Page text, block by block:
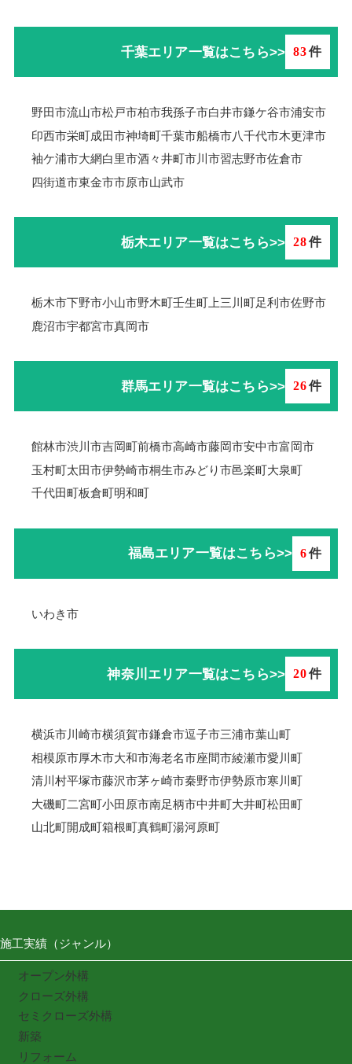
千葉エリア一覧はこちら>> 83件
野田市流山市松戸市柏市我孫子市白井市鎌ケ谷市浦安市
印西市栄町成田市神埼町千葉市船橋市八千代市木更津市
袖ケ浦市大網白里市酒々井町市川市習志野市佐倉市
四街道市東金市市原市山武市
栃木エリア一覧はこちら>> 28件
栃木市下野市小山市野木町壬生町 上三川町足利市佐野市
鹿沼市宇都宮市真岡市
群馬エリア一覧はこちら>> 26件
館林市渋川市吉岡町前橋市高崎市藤岡市安中市富岡市
玉村町太田市伊勢崎市桐生市みどり市邑楽町大泉町
千代田町板倉町明和町
福島エリア一覧はこちら>> 6件
いわき市
神奈川エリア一覧はこちら>> 20件
横浜市川崎市横須賀市鎌倉市逗子市三浦市葉山町
相模原市厚木市大和市海老名市座間市綾瀬市愛川町
清川村平塚市藤沢市茅ヶ崎市秦野市伊勢原市寒川町
大磯町二宮町小田原市南足柄市中井町大井町松田町
山北町開成町箱根町真鶴町湯河原町
施工実績（ジャンル）
オープン外構
クローズ外構
セミクローズ外構
新築
リフォーム